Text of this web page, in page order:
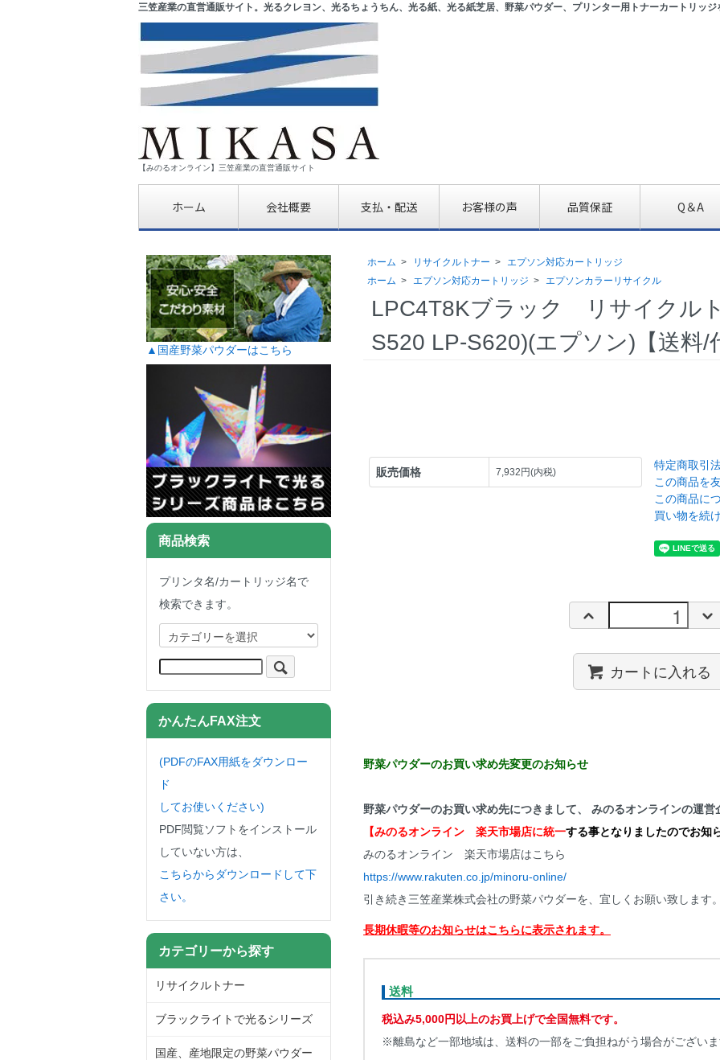
三笠産業の直営通販サイト。光るクレヨン、光るちょうちん、光る紙、光る紙芝居、野菜パウダー、プリンター用トナーカートリッ
【みのるオンライン】三笠産業の直営通販サイト
ホーム 会社概要 支払・配送 お客様の声 品質保証 Q＆A
ホーム > リサイクルトナー > エプソン対応カートリッジ
ホーム > エプソン対応カートリッジ > エプソンカラーリサイクル
LPC4T8Kブラック リサイクル
S520 LP-S620)(エプソン)【送料/
販売価格 7,932円(内税)
特定商取引
この商品を
この商品に
買い物を続
カートに入れる
野菜パウダーのお買い求め先変更のお知らせ
野菜パウダーのお買い求め先につきまして、 みのるオンラインの運
【みのるオンライン 楽天市場店に統一する事となりましたのでお知
みのるオンライン 楽天市場店はこちら
https://www.rakuten.co.jp/minoru-online/
引き続き三笠産業株式会社の野菜パウダーを、宜しくお願い致します
長期休暇等のお知らせはこちらに表示されます。
送料
税込み5,000円以上のお買上げで全国無料です。
※離島など一部地域は、送料の一部をご負担ねがう場合がござい
▲国産野菜パウダーはこちら
商品検索
プリンタ名/カートリッジ名で
検索できます。
かんたんFAX注文
(PDFのFAX用紙をダウンロー
ド
してお使いください)
PDF閲覧ソフトをインストール
していない方は、
こちらからダウンロードして下
さい。
カテゴリーから探す
リサイクルトナー
ブラックライトで光るシリーズ
国産、産地限定の野菜パウダー